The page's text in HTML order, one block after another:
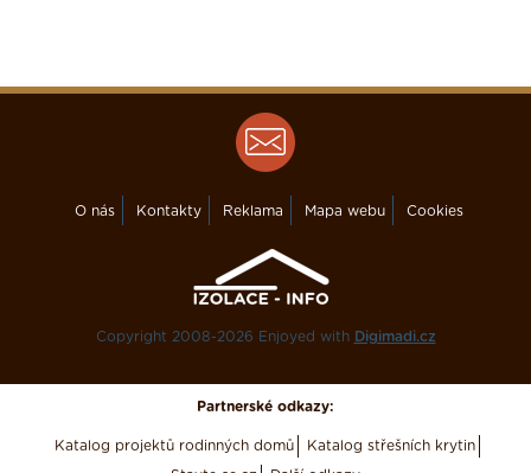
O nás Kontakty Reklama Mapa webu Cookies
Copyright 2008-2026 Enjoyed with Digimadi.cz
Partnerské odkazy:
Katalog projektů rodinných domů Katalog střešních krytin